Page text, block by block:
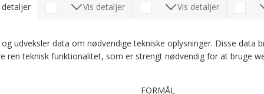
Læs mere om Kundeklubben her
Andre købte også